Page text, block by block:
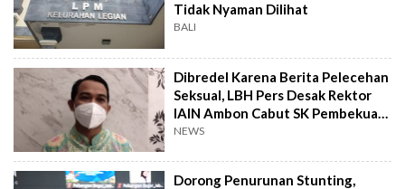
Tidak Nyaman Dilihat
BALI
Dibredel Karena Berita Pelecehan
Seksual, LBH Pers Desak Rektor
IAIN Ambon Cabut SK Pembekuan
LPM Lintas
NEWS
Dorong Penurunan Stunting,